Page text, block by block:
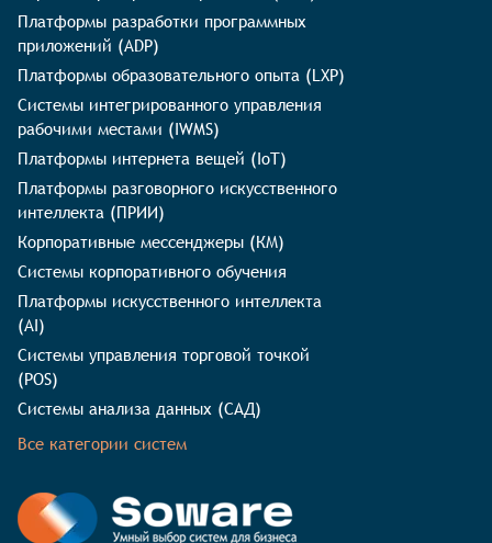
Платформы разработки программных
приложений (ADP)
Платформы образовательного опыта (LXP)
Системы интегрированного управления
рабочими местами (IWMS)
Платформы интернета вещей (IoT)
Платформы разговорного искусственного
интеллекта (ПРИИ)
Корпоративные мессенджеры (КМ)
Системы корпоративного обучения
Платформы искусственного интеллекта
(AI)
Системы управления торговой точкой
(POS)
Системы анализа данных (САД)
Все категории систем